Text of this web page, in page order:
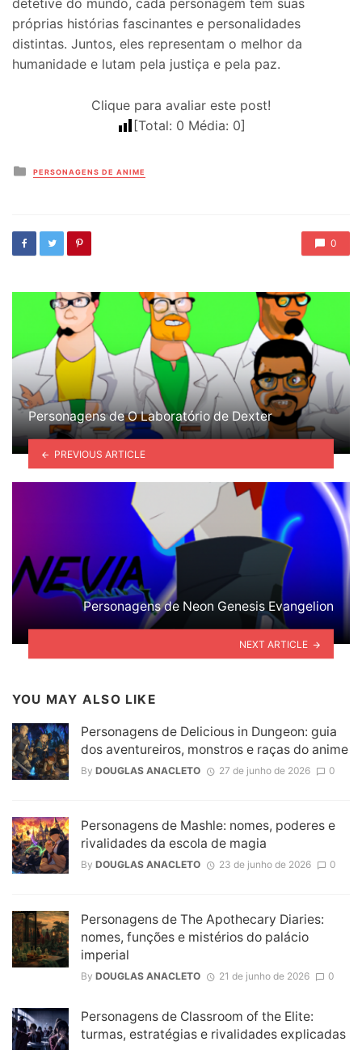
detetive do mundo, cada personagem tem suas
próprias histórias fascinantes e personalidades
distintas. Juntos, eles representam o melhor da
humanidade e lutam pela justiça e pela paz.
Clique para avaliar este post!
[Total: 0 Média: 0]
Posted
in
PERSONAGENS DE ANIME
0
Personagens de O Laboratório de Dexter
PREVIOUS ARTICLE
Personagens de Neon Genesis Evangelion
NEXT ARTICLE
YOU MAY ALSO LIKE
Personagens de Delicious in Dungeon: guia
dos aventureiros, monstros e raças do anime
By DOUGLAS ANACLETO 27 de junho de 2026 0
Personagens de Mashle: nomes, poderes e
rivalidades da escola de magia
By DOUGLAS ANACLETO 23 de junho de 2026 0
Personagens de The Apothecary Diaries:
nomes, funções e mistérios do palácio
imperial
By DOUGLAS ANACLETO 21 de junho de 2026 0
Personagens de Classroom of the Elite:
turmas, estratégias e rivalidades explicadas